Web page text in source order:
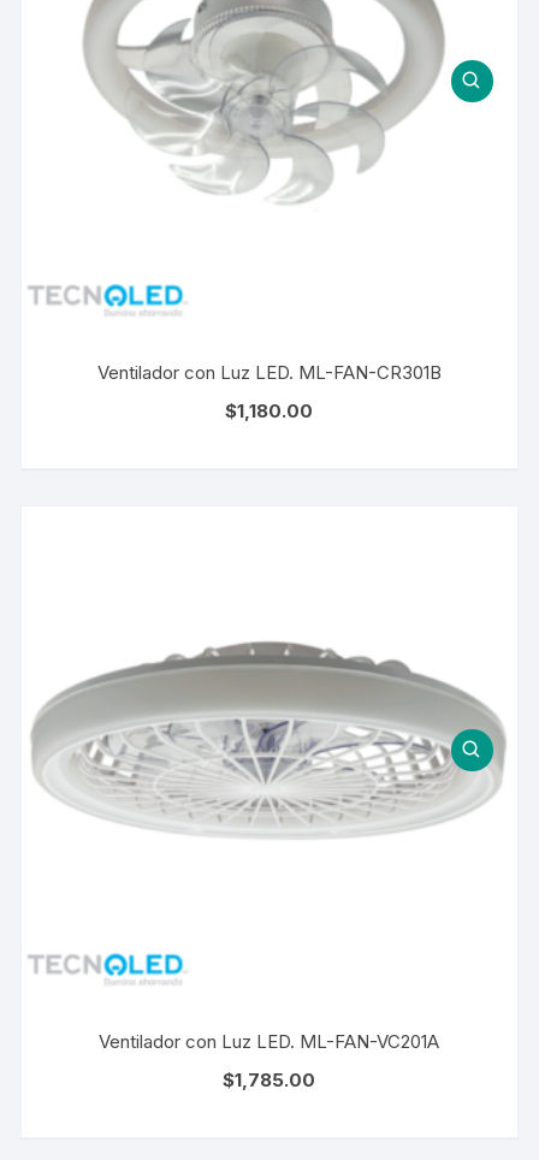
Ventilador con Luz LED. ML-FAN-CR301B
$1,180.00
Ventilador con Luz LED. ML-FAN-VC201A
$1,785.00